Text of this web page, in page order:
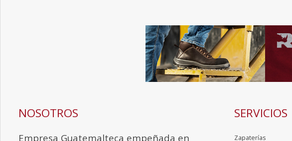
NOSOTROS
Empresa Guatemalteca empeñada en
SERVICIOS
Zapaterías